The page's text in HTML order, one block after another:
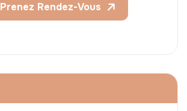
Prenez Rendez-Vous